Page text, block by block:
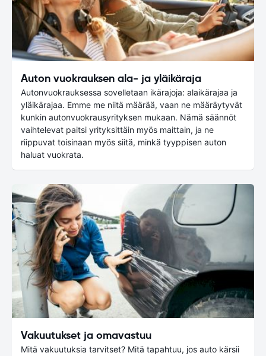
Auton vuokrauksen ala- ja yläikäraja
Autonvuokrauksessa sovelletaan ikärajoja: alaikärajaa ja
yläikärajaa. Emme me niitä määrää, vaan ne määräytyvät
kunkin autonvuokrausyrityksen mukaan. Nämä säännöt
vaihtelevat paitsi yrityksittäin myös maittain, ja ne
riippuvat toisinaan myös siitä, minkä tyyppisen auton
haluat vuokrata.
Vakuutukset ja omavastuu
Mitä vakuutuksia tarvitset? Mitä tapahtuu, jos auto kärsii